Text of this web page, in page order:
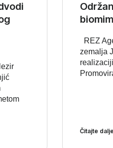
REZ
zemalja
Čitajte dalje